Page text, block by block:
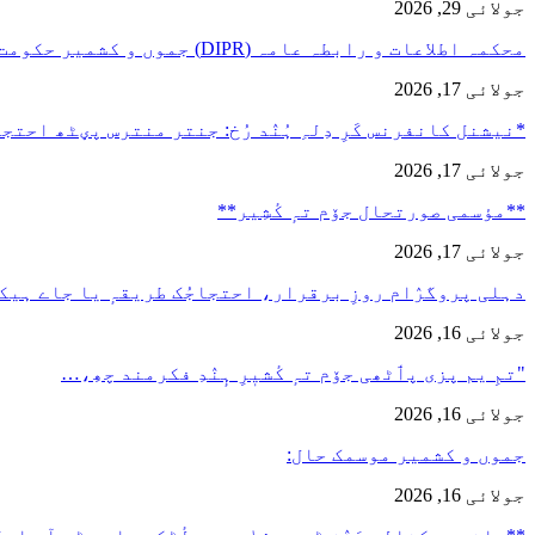
جولائی 29, 2026
محکمہ اطلاعات و رابطہ عامہ (DIPR) جموں و کشمیر حکومت طرفہ…
جولائی 17, 2026
*نیشنل کانفرنس کَرِ دِلہِ ہُنٛد رُخ: جنتر منترس پؠٹھ
جولائی 17, 2026
**مؤسمی صورتحال جۆم تہٕ کٔشِیر**
جولائی 17, 2026
دہلی پروگرٛام روزِ برقرار، احتجاجُک طریقہٕ یا جاے
جولائی 16, 2026
"تمِ یم پزی پٲٹھی جۆم تہٕ کٔشیٖرِ ہٕنٛدِ فکرمند چھِ،…
جولائی 16, 2026
جموں و کشمیر موسمک حال:
جولائی 16, 2026